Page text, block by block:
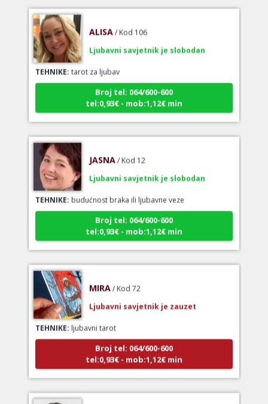
Ljubavni savjetnik je slobodan
TEHNIKE:tarot za ljubav
Broj tel: 064/600-600
tel:0,93€ - mob:1,12€ min
Ljubavni savjetnik je slobodan
TEHNIKE:budućnost braka ili ljubavne veze
Broj tel: 064/600-600
tel:0,93€ - mob:1,12€ min
Ljubavni savjetnik je zauzet
TEHNIKE:ljubavni tarot
Broj tel: 064/600-600
tel:0,93€ - mob:1,12€ min